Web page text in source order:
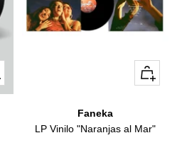
+
Añadir
Faneka
LP Vinilo "Naranjas al Mar"